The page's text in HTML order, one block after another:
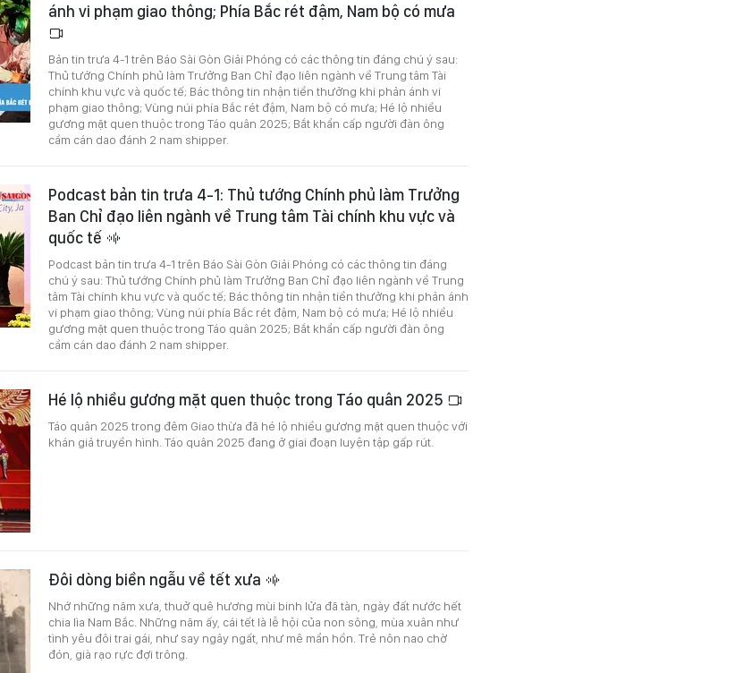
ánh vi phạm giao thông; Phía Bắc rét đậm, Nam bộ có mưa
Bản tin trưa 4-1 trên Báo Sài Gòn Giải Phóng có các thông tin đáng chú ý sau:
Thủ tướng Chính phủ làm Trưởng Ban Chỉ đạo liên ngành về Trung tâm Tài
chính khu vực và quốc tế; Bác thông tin nhận tiền thưởng khi phản ánh vi
phạm giao thông; Vùng núi phía Bắc rét đậm, Nam bộ có mưa; Hé lộ nhiều
gương mặt quen thuộc trong Táo quân 2025; Bắt khẩn cấp người đàn ông
cầm cán dao đánh 2 nam shipper.
Podcast bản tin trưa 4-1: Thủ tướng Chính phủ làm Trưởng
Ban Chỉ đạo liên ngành về Trung tâm Tài chính khu vực và
quốc tế
Podcast bản tin trưa 4-1 trên Báo Sài Gòn Giải Phóng có các thông tin đáng
chú ý sau: Thủ tướng Chính phủ làm Trưởng Ban Chỉ đạo liên ngành về Trung
tâm Tài chính khu vực và quốc tế; Bác thông tin nhận tiền thưởng khi phản ánh
vi phạm giao thông; Vùng núi phía Bắc rét đậm, Nam bộ có mưa; Hé lộ nhiều
gương mặt quen thuộc trong Táo quân 2025; Bắt khẩn cấp người đàn ông
cầm cán dao đánh 2 nam shipper.
Hé lộ nhiều gương mặt quen thuộc trong Táo quân 2025
Táo quân 2025 trong đêm Giao thừa đã hé lộ nhiều gương mặt quen thuộc với
khán giả truyền hình. Táo quân 2025 đang ở giai đoạn luyện tập gấp rút.
Đôi dòng biền ngẫu về tết xưa
Nhớ những năm xưa, thuở quê hương mùi binh lửa đã tàn, ngày đất nước hết
chia lìa Nam Bắc. Những năm ấy, cái tết là lễ hội của non sông, mùa xuân như
tình yêu đôi trai gái, như say ngây ngất, như mê mẩn hồn. Trẻ nôn nao chờ
đón, già rạo rực đợi trông.